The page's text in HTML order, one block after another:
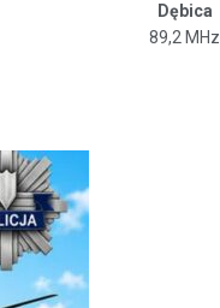
Dębica
89,2 MHz